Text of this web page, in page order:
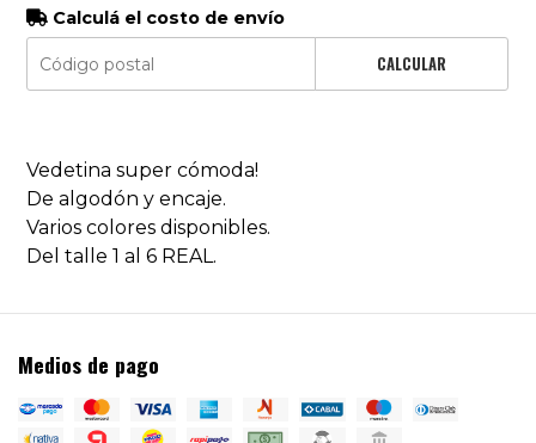
Calculá el costo de envío
CALCULAR
Vedetina super cómoda!
De algodón y encaje.
Varios colores disponibles.
Del talle 1 al 6 REAL.
Medios de pago